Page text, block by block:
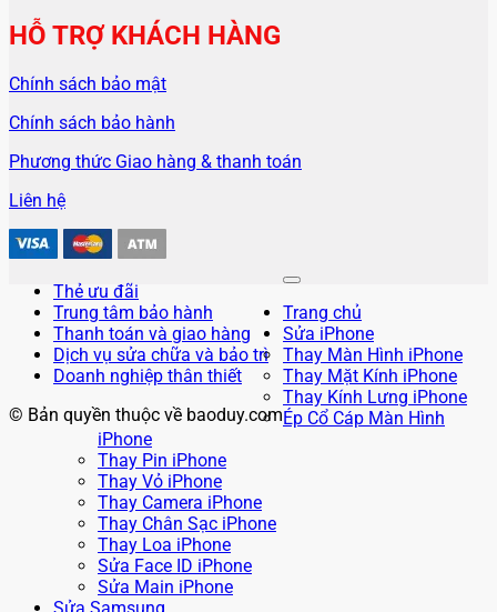
HỖ TRỢ KHÁCH HÀNG
Chính sách bảo mật
Chính sách bảo hành
Phương thức Giao hàng & thanh toán
Liên hệ
Thẻ ưu đãi
Trung tâm bảo hành
Thanh toán và giao hàng
Dịch vụ sửa chữa và bảo trì
Doanh nghiệp thân thiết
© Bản quyền thuộc về baoduy.com
Trang chủ
Sửa iPhone
Thay Màn Hình iPhone
Thay Mặt Kính iPhone
Thay Kính Lưng iPhone
Ép Cổ Cáp Màn Hình
iPhone
Thay Pin iPhone
Thay Vỏ iPhone
Thay Camera iPhone
Thay Chân Sạc iPhone
Thay Loa iPhone
Sửa Face ID iPhone
Sửa Main iPhone